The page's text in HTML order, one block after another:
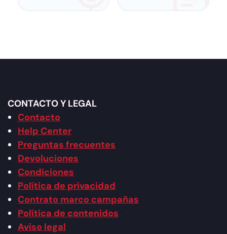
CONTACTO Y LEGAL
Contacto
Help Center
Preguntas frecuentes
Devoluciones
Condiciones
Política de privacidad
Contrato marco campañas
Política de contenidos
Aviso legal